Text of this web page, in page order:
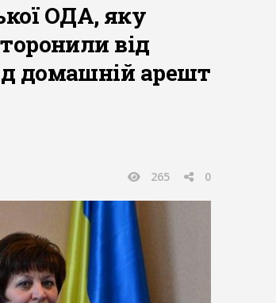
ОДА, яку
від
домашній арешт
265 0